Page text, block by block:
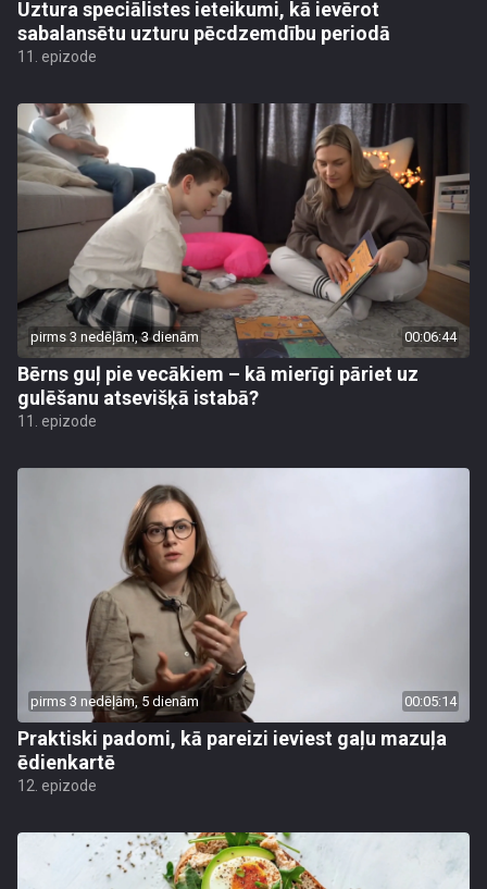
Uztura speciālistes ieteikumi, kā ievērot
sabalansētu uzturu pēcdzemdību periodā
11. epizode
pirms 3 nedēļām, 3 dienām 00:06:44
Bērns guļ pie vecākiem – kā mierīgi pāriet uz
gulēšanu atsevišķā istabā?
11. epizode
pirms 3 nedēļām, 5 dienām 00:05:14
Praktiski padomi, kā pareizi ieviest gaļu mazuļa
ēdienkartē
12. epizode